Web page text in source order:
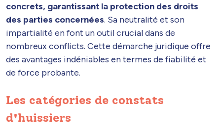
concrets, garantissant la protection des droits
des parties concernées. Sa neutralité et son
impartialité en font un outil crucial dans de
nombreux conflicts. Cette démarche juridique offre
des avantages indéniables en termes de fiabilité et
de force probante.
Les catégories de constats
d'huissiers